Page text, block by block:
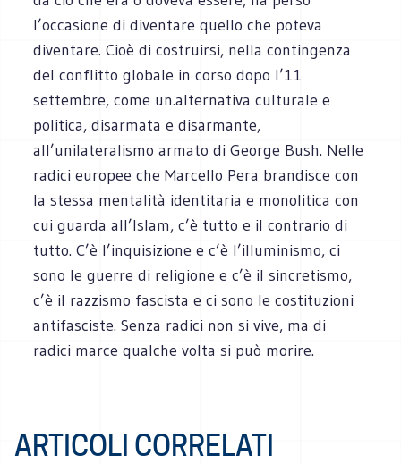
l’occasione di diventare quello che poteva
diventare. Cioè di costruirsi, nella contingenza
del conflitto globale in corso dopo l’11
settembre, come un.alternativa culturale e
politica, disarmata e disarmante,
all’unilateralismo armato di George Bush. Nelle
radici europee che Marcello Pera brandisce con
la stessa mentalità identitaria e monolitica con
cui guarda all’Islam, c’è tutto e il contrario di
tutto. C’è l’inquisizione e c’è l’illuminismo, ci
sono le guerre di religione e c’è il sincretismo,
c’è il razzismo fascista e ci sono le costituzioni
antifasciste. Senza radici non si vive, ma di
radici marce qualche volta si può morire.
ARTICOLI CORRELATI